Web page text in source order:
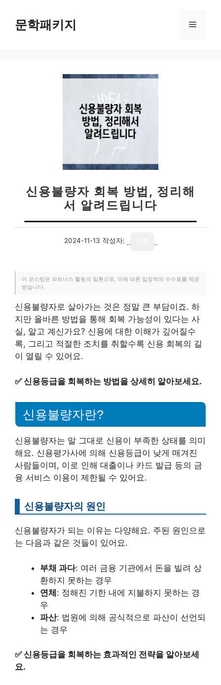
문학패키지 메
신용불량자 회복 방법, 정리해
서 알려드립니다
2024-11-13 작성자:
이 포스팅은 파트너스 활동의 일환으로, 이에 따른 일정액의 수수료를 제공
받습니다.
신용불량자로 살아가는 것은 정말 큰 부담이죠. 하
지만 올바른 방법을 통해 회복 가능성이 있다는 사
실, 알고 계신가요? 신용에 대한 이해가 깊어질수
록, 그리고 적절한 조치를 취할수록 신용 회복의 길
이 열릴 수 있어요.
✅신용등급을 회복하는 방법을 상세히 알아보세요.
신용불량자란?
신용불량자는 말 그대로 신용이 부족한 상태를 의미
해요. 신용평가사에 의해 신용등급이 낮게 매겨진
사람들이며, 이로 인해 대출이나 카드 발급 등의 금
융 서비스 이용이 제한될 수 있어요.
신용불량자의 원인
신용불량자가 되는 이유는 다양해요. 주된 원인으로
는 다음과 같은 것들이 있어요.
부채 과다: 여러 금융 기관에서 돈을 빌려 상
환하지 못하는 경우
연체: 정해진 기한 내에 지불하지 못하는 경
우
파산: 법원에 의해 공식적으로 파산이 선언되
는 경우
✅신용등급을 회복하는 효과적인 전략을 알아보세
요.